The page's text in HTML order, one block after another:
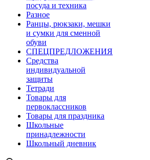
посуда и техника
Разное
Ранцы, рюкзаки, мешки
и сумки для сменной
обуви
СПЕЦПРЕДЛОЖЕНИЯ
Средства
индивидуальной
защиты
Тетради
Товары для
первоклассников
Товары для праздника
Школьные
принадлежности
Школьный дневник